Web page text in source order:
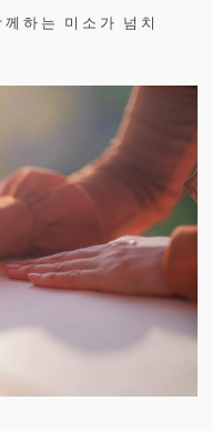
하는 미소가 넘치